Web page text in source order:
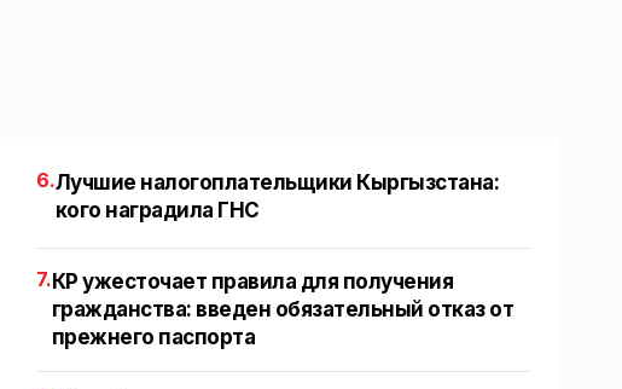
6.Лучшие налогоплательщики Кыргызстана:
кого наградила ГНС
7. КР ужесточает правила для получения
гражданства: введен обязательный отказ от
прежнего паспорта